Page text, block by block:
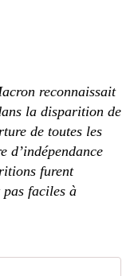
reconnaissait
la disparition de
de toutes les
d’indépendance
furent
pas faciles à